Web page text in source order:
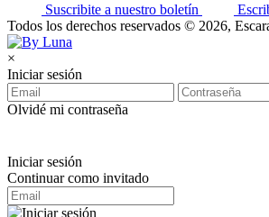
Suscribite a nuestro boletín
Todos los derechos reservados © 2026,
×
Iniciar sesión
Olvidé mi contraseña
Iniciar sesión
Continuar como invitado